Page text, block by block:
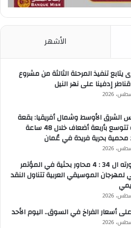
الأشهر
يتابع تنفيذ المرحلة الثالثة من مشروع
إدفينا على نهر النيل
الشرق الأوسط وشمال أفريقيا: بقعة
نفطية تتوسع بأربعة أضعاف خلال 48 ساعة
محمية بحرية فريدة في عُمان
في دورته ال 34 : 4 محاور بحثية في المؤتمر
لمهرجان الموسيقي العربية تتناول النقد
أسعار الفراخ في السوق.. اليوم الأحد